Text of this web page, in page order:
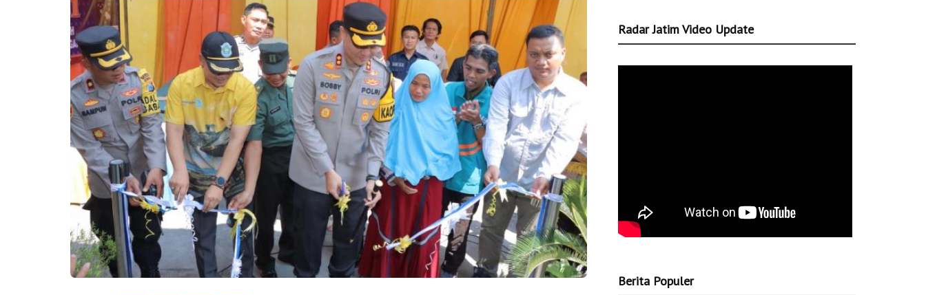
Radar Jatim Video Update
Berita Populer